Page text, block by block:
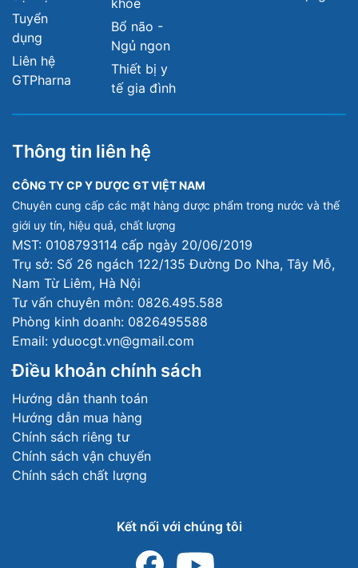
Sản phẩm xương khớp
Nemflex
580,000 đ
Hộp 2 vỉ x 15 viên
Xem ngay
Sản phẩm Liuberin
360,000 đ
Hộp 2 vỉ x 15 viên
Sản phẩm Digestrong+
Sản phầm xịt trĩ
Tuyển
dụng
Liên hệ
GTPharna
khỏe
Bổ não -
Ngủ ngon
Thiết bị y
tế gia đình
Thông tin liên hệ
CÔNG TY CP Y DƯỢC GT VIỆT NAM
Chuyên cung cấp các mặt hàng dược phẩm trong nước và thế
giới uy tín, hiệu quả, chất lượng
MST: 0108793114 cấp ngày 20/06/2019
Trụ sở: Số 26 ngách 122/135 Đường Do Nha, Tây Mỗ,
Nam Từ Liêm, Hà Nội
Tư vấn chuyên môn: 0826.495.588
Phòng kinh doanh: 0826495588
Email: yduocgt.vn@gmail.com
Điều khoản chính sách
Hướng dẫn thanh toán
Hướng dẫn mua hàng
Chính sách riêng tư
Chính sách vận chuyển
Chính sách chất lượng
Kết nối với chúng tôi